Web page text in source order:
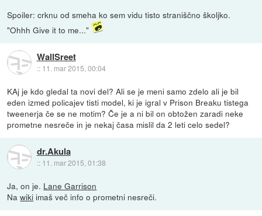
Spoiler: crknu od smeha ko sem vidu tisto straniščno školjko.
"Ohhh Give it to me..."
WallSreet
:: 11. mar 2015, 00:04
KAj je kdo gledal ta novi del? Ali se je meni samo zdelo ali je bil
eden izmed policajev tisti model, ki je igral v Prison Breaku tistega
tweenerja če se ne motim? Če je a ni bil on obtožen zaradi neke
prometne nesreče in je nekaj časa mislil da 2 leti celo sedel?
dr.Akula
:: 11. mar 2015, 01:38
Ja, on je. Lane Garrison
Nawiki imaš več info o prometni nesreči.